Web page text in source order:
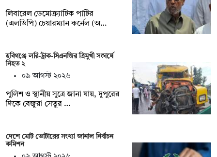
লিবারেল ডেমোক্র্যাটিক পার্টির
(এলডিপি) চেয়ারম্যান কর্নেল (অ…
হবিগঞ্জে লরি-ট্রাক-সিএনজির ত্রিমুখী সংঘর্ষে
নিহত ২
০৯ আগস্ট ২০২৬
পুলিশ ও স্থানীয় সূত্রে জানা যায়, দুপুরের
দিকে বেজুরা সেতুর …
দেশে মোট ভোটারের সংখ্যা জানাল নির্বাচন
কমিশন